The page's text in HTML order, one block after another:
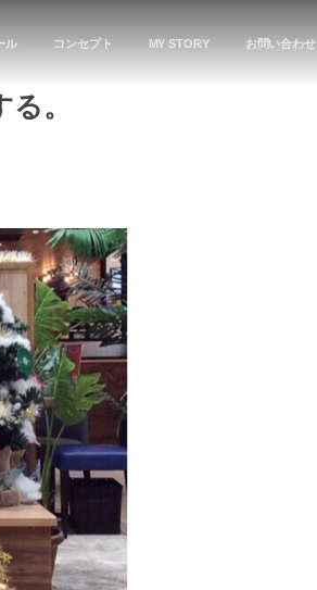
ル コンセプト MY STORY お問い合わせ
。